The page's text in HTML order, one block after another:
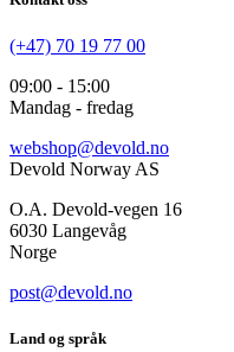
(+47) 70 19 77 00
09:00 - 15:00
Mandag - fredag
webshop@devold.no
Devold Norway AS
O.A. Devold-vegen 16
6030 Langevåg
Norge
post@devold.no
Land og språk